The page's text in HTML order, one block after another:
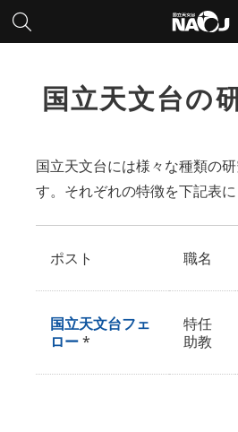
国立天文台の
国立天文台には様々な種類の
す。それぞれの特徴を下記表に
ポスト 職名
国立天文台フェ
ロー*
特任
助教